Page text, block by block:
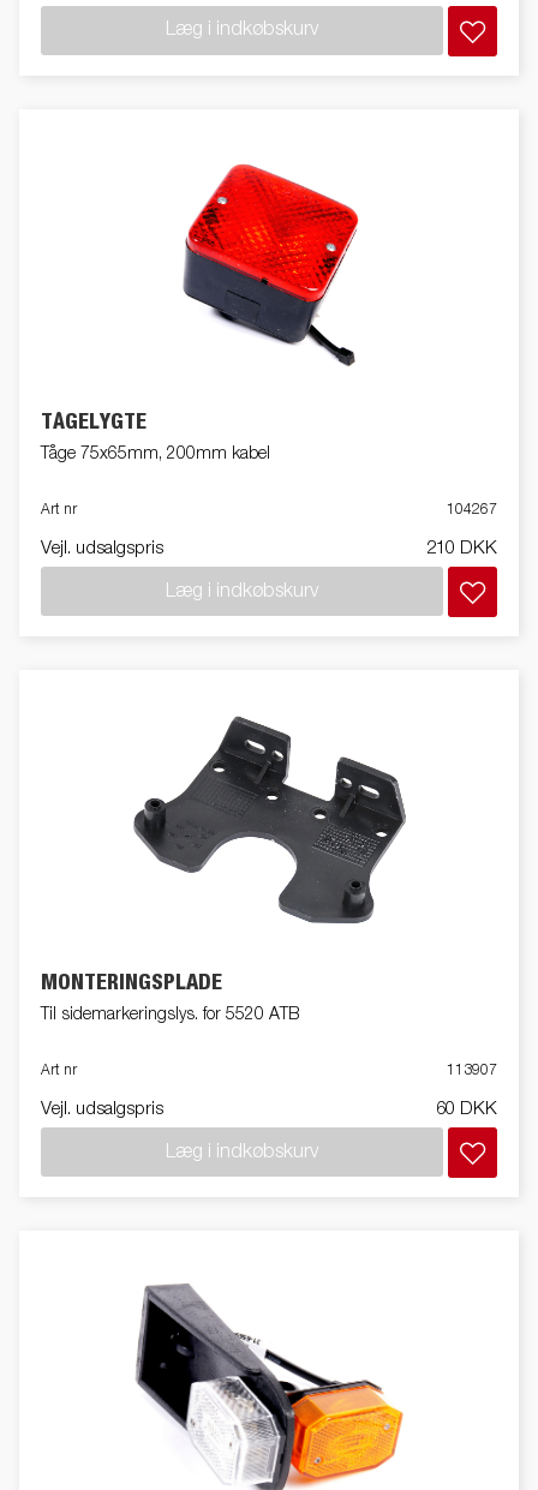
Læg i indkøbskurv
TÅGELYGTE
Tåge 75x65mm, 200mm kabel
Art nr 104267
Vejl. udsalgspris 210 DKK
Læg i indkøbskurv
MONTERINGSPLADE
Til sidemarkeringslys. for 5520 ATB
Art nr 113907
Vejl. udsalgspris 60 DKK
Læg i indkøbskurv